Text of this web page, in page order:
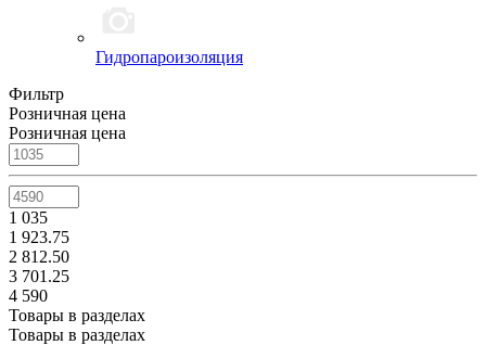
Гидропароизоляция
Фильтр
Розничная цена
Розничная цена
1 035
1 923.75
2 812.50
3 701.25
4 590
Товары в разделах
Товары в разделах